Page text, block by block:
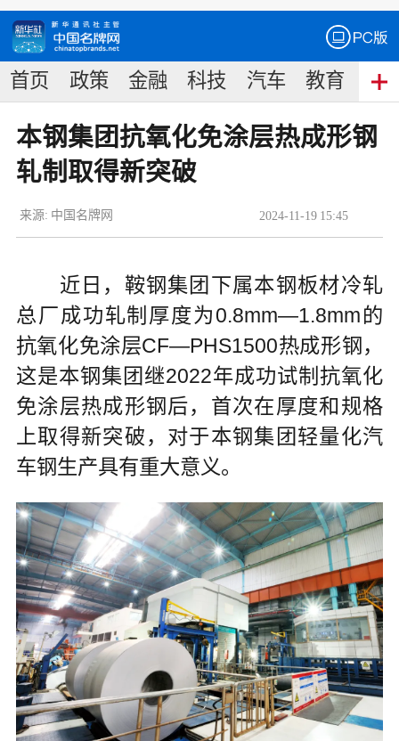
首页 政策 金融 科技 汽车 教育 食
本钢集团抗氧化免涂层热成形钢
轧制取得新突破
2024-11-19 15:45
来源: 中国名牌网
近日，鞍钢集团下属本钢板材冷轧
总厂成功轧制厚度为0.8mm—1.8mm的
抗氧化免涂层CF—PHS1500热成形钢，
这是本钢集团继2022年成功试制抗氧化
免涂层热成形钢后，首次在厚度和规格
上取得新突破，对于本钢集团轻量化汽
车钢生产具有重大意义。